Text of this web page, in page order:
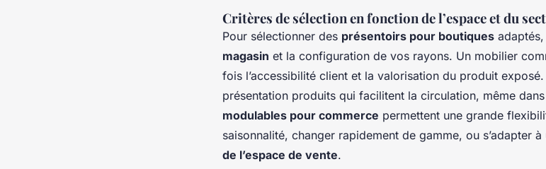
Critères de sélection en fonction de l’espace et du
Pour sélectionner des présentoirs pour boutiques adaptés,
magasin et la configuration de vos rayons. Un mobilier
fois l’accessibilité client et la valorisation du produit
présentation produits qui facilitent la circulation, même
modulables pour commerce permettent une grande
saisonnalité, changer rapidement de gamme, ou s’adapter à
de l’espace de vente.